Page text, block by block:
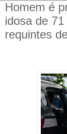
Homem é
idosa de
requintes